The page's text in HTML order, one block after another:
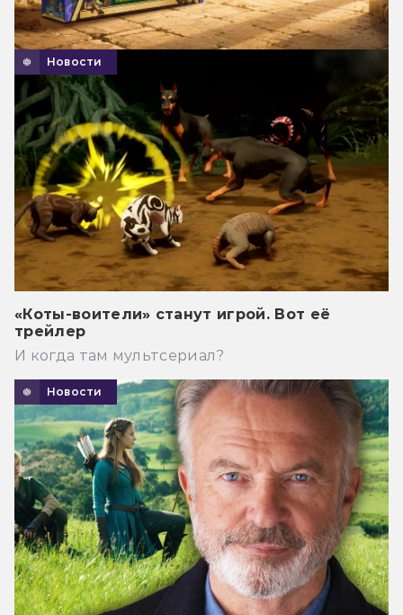
Новости
«Коты-воители» станут игрой. Вот её
трейлер
И когда там мультсериал?
Новости